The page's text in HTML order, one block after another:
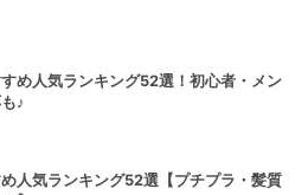
め人気ランキング52選！初心者・メン
♪
人気ランキング52選【プチプラ・髪質